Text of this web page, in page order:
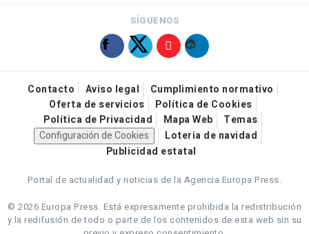
SÍGUENOS
Contacto Aviso legal
Cumplimiento normativo
Oferta de servicios
Política de Cookies
Política de Privacidad
Mapa Web
Temas
Configuración de Cookies
Loteria de navidad
Publicidad estatal
Portal de actualidad y noticias de la Agencia Europa Press.
© 2026 Europa Press. Está expresamente prohibida la redistribución
y la redifusión de todo o parte de los contenidos de esta web sin su